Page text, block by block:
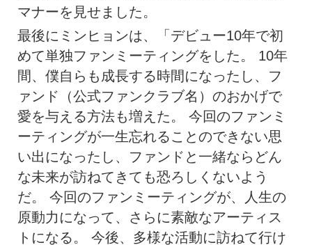
マナーを見せました。
最後にミンヒョンは、「デビュー10年で初
めて単独ファンミーティングをした。 10年
間、僕自らも成長する時間になったし、フ
ァンド（公式ファンクラブ名）のおかげで
愛を与える方法も増えた。 今回のファンミ
ーティングが一生忘れることのできない思
い出になったし、ファンドと一緒ならどん
な未来が訪ねてきても恐ろしくないよう
だ。 今回のファンミーティングが、人生の
原動力になって、さらに素敵なアーティス
トになる。 今後、多様な活動に訪ねて行け